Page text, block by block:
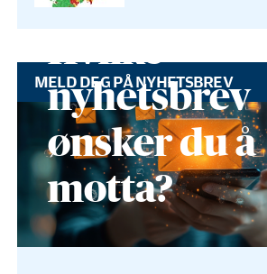
MELD DEG PÅ NYHETSBREV
Hvilke
nyhetsbrev
ønsker du å
motta?